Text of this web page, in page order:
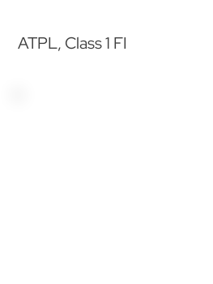
ATPL, Class 1 FI